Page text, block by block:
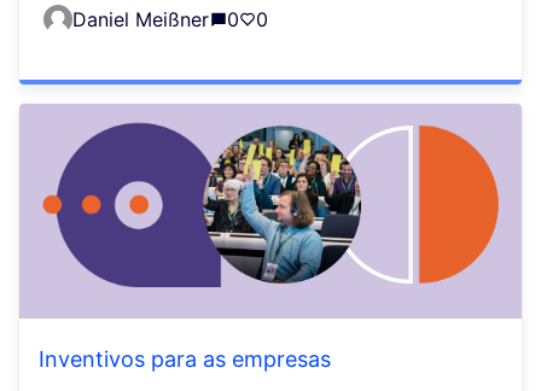
Daniel Meißner 0 0
Inventivos para as empresas